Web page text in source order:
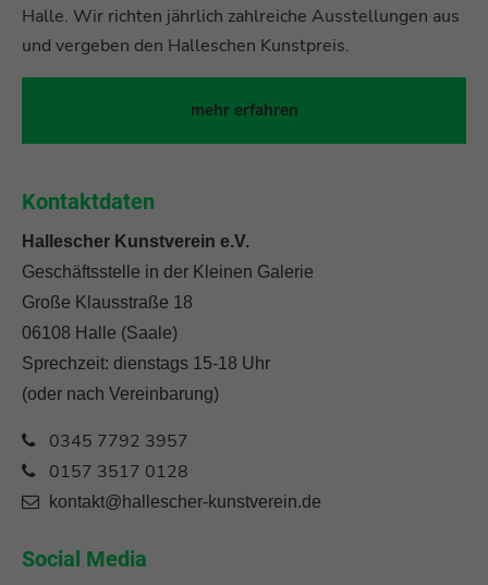
Halle. Wir richten jährlich zahlreiche Ausstellungen aus
und vergeben den Halleschen Kunstpreis.
mehr erfahren
Kontaktdaten
Hallescher Kunstverein e.V.
Geschäftsstelle in der Kleinen Galerie
Große Klausstraße 18
06108 Halle (Saale)
Sprechzeit: dienstags 15-18 Uhr
(oder nach Vereinbarung)
0345 7792 3957
0157 3517 0128
kontakt@hallescher-kunstverein.de
Social Media